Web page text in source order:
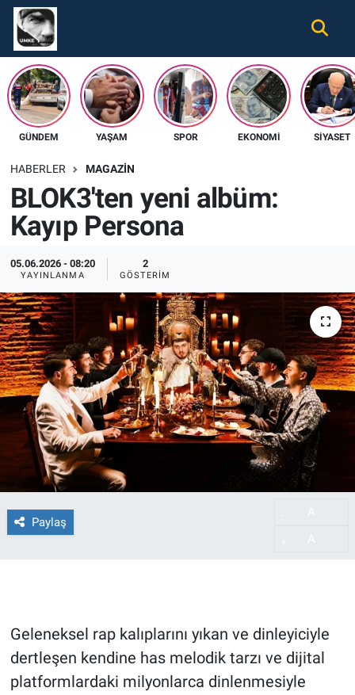
GÜNDEM YAŞAM SPOR EKONOMI SIYASET
HABERLER MAGAZIN
BLOK3'ten yeni albüm:
Kayıp Persona
05.06.2026 - 08:20
YAYINLANMA
2
GÖSTERIM
Paylaş
Geleneksel rap kalıplarını yıkan ve dinleyiciyle
dertleşen kendine has melodik tarzı ve dijital
platformlardaki milyonlarca dinlenmesiyle
Gündem
Ekonomi
Spor
Tüm Haberler
İletişim
Künye
Nöbetçi Eczaneler
Hava Durumu
Namaz Vakitleri
Süper Lig Puan Durumu ve Fikstür
Tüm Manşetler
Son Dakika Haberleri
Haber Arşivi